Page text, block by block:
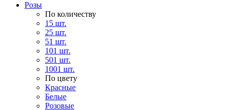
Розы
По количеству
15 шт.
25 шт.
51 шт.
101 шт.
501 шт.
1001 шт.
По цвету
Красные
Белые
Розовые